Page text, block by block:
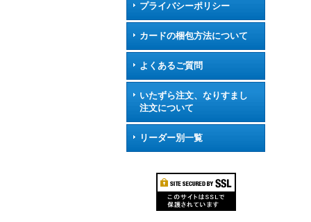
プライバシーポリシー
カードの梱包方法について
よくあるご質問
いたずら注文、なりすまし
注文について
リーダー別一覧